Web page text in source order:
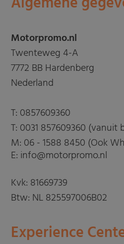
Motorpromo.nl
Twenteweg 4-A
7772 BB Hardenberg
Nederland
T: 0857609360
T: 0031 857609360 (vanuit
M: 06 - 1588 8450 (Ook
E: info@motorpromo.nl
Kvk: 81669739
Btw: NL 825597006B02
Experience